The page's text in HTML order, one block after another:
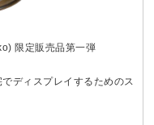
限定販売品第一弾
ディスプレイするためのス